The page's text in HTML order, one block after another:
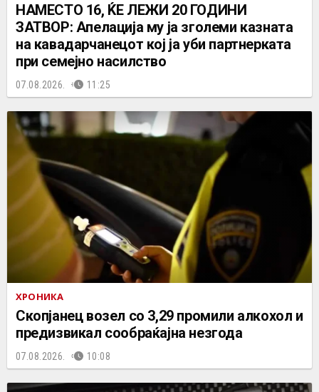
НАМЕСТО 16, ЌЕ ЛЕЖИ 20 ГОДИНИ
ЗАТВОР: Апелација му ја зголеми казната
на кавадарчанецот кој ја уби партнерката
при семејно насилство
07.08.2026. 11:25
ХРОНИКА
Скопјанец возел со 3,29 промили алкохол и
предизвикал сообраќајна незгода
07.08.2026. 10:08